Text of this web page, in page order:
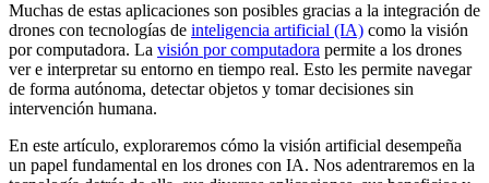
Muchas de estas aplicaciones son posibles gracias a la integración de
drones con tecnologías de inteligencia artificial (IA) como la visión
por computadora. La visión por computadora permite a los drones
ver e interpretar su entorno en tiempo real. Esto les permite navegar
de forma autónoma, detectar objetos y tomar decisiones sin
intervención humana.
En este artículo, exploraremos cómo la visión artificial desempeña
un papel fundamental en los drones con IA. Nos adentraremos en la